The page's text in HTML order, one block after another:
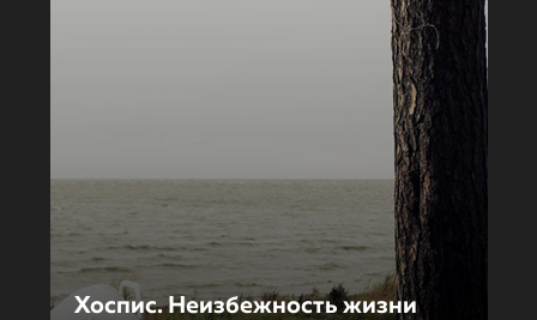
Хоспис. Неизбежность жизни